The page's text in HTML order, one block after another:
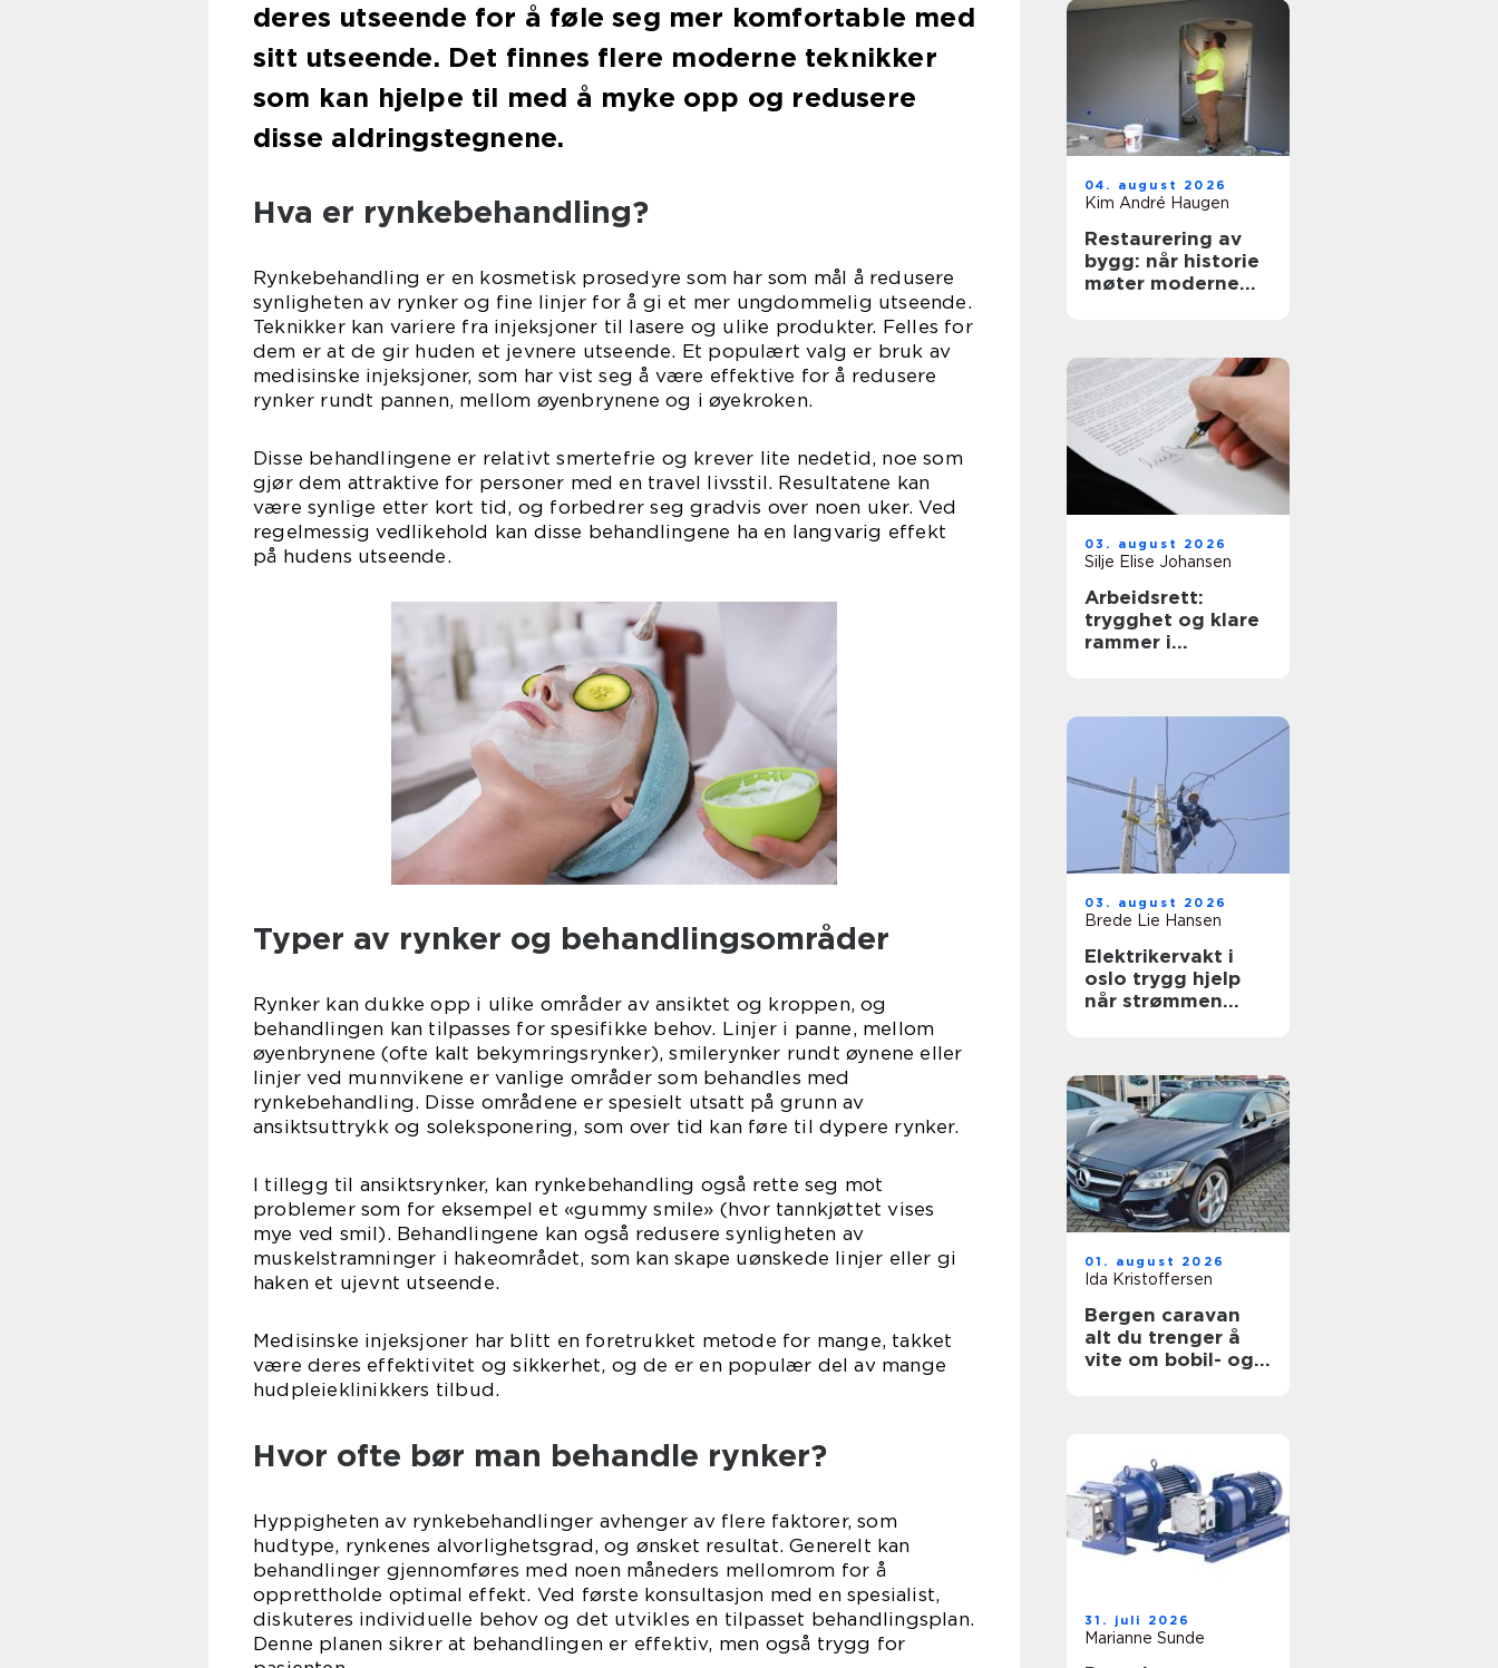
deres utseende for å føle seg mer komfortable med
sitt utseende. Det finnes flere moderne teknikker
som kan hjelpe til med å myke opp og redusere
disse aldringstegnene.
Hva er rynkebehandling?
Rynkebehandling er en kosmetisk prosedyre som har som mål å redusere
synligheten av rynker og fine linjer for å gi et mer ungdommelig utseende.
Teknikker kan variere fra injeksjoner til lasere og ulike produkter. Felles for
dem er at de gir huden et jevnere utseende. Et populært valg er bruk av
medisinske injeksjoner, som har vist seg å være effektive for å redusere
rynker rundt pannen, mellom øyenbrynene og i øyekroken.
Disse behandlingene er relativt smertefrie og krever lite nedetid, noe som
gjør dem attraktive for personer med en travel livsstil. Resultatene kan
være synlige etter kort tid, og forbedrer seg gradvis over noen uker. Ved
regelmessig vedlikehold kan disse behandlingene ha en langvarig effekt
på hudens utseende.
Typer av rynker og behandlingsområder
Rynker kan dukke opp i ulike områder av ansiktet og kroppen, og
behandlingen kan tilpasses for spesifikke behov. Linjer i panne, mellom
øyenbrynene (ofte kalt bekymringsrynker), smilerynker rundt øynene eller
linjer ved munnvikene er vanlige områder som behandles med
rynkebehandling. Disse områdene er spesielt utsatt på grunn av
ansiktsuttrykk og soleksponering, som over tid kan føre til dypere rynker.
I tillegg til ansiktsrynker, kan rynkebehandling også rette seg mot
problemer som for eksempel et «gummy smile» (hvor tannkjøttet vises
mye ved smil). Behandlingene kan også redusere synligheten av
muskelstramninger i hakeområdet, som kan skape uønskede linjer eller gi
haken et ujevnt utseende.
Medisinske injeksjoner har blitt en foretrukket metode for mange, takket
være deres effektivitet og sikkerhet, og de er en populær del av mange
hudpleieklinikkers tilbud.
Hvor ofte bør man behandle rynker?
Hyppigheten av rynkebehandlinger avhenger av flere faktorer, som
hudtype, rynkenes alvorlighetsgrad, og ønsket resultat. Generelt kan
behandlinger gjennomføres med noen måneders mellomrom for å
opprettholde optimal effekt. Ved første konsultasjon med en spesialist,
diskuteres individuelle behov og det utvikles en tilpasset behandlingsplan.
Denne planen sikrer at behandlingen er effektiv, men også trygg for
04. august 2026
Kim André Haugen
Restaurering av
bygg: når historie
møter moderne
03. august 2026
Silje Elise Johansen
Arbeidsrett:
trygghet og klare
rammer i
03. august 2026
Brede Lie Hansen
Elektrikervakt i
oslo trygg hjelp
når strømmen
01. august 2026
Ida Kristoffersen
Bergen caravan
alt du trenger å
vite om bobil- og
31. juli 2026
Marianne Sunde